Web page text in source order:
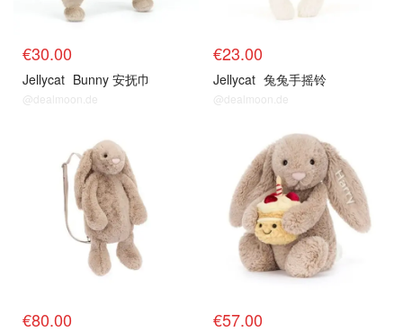
€30.00
Jellycat Bunny 安抚巾
@dealmoon.de
€23.00
Jellycat 兔兔手摇铃
@dealmoon.de
€80.00 €57.00